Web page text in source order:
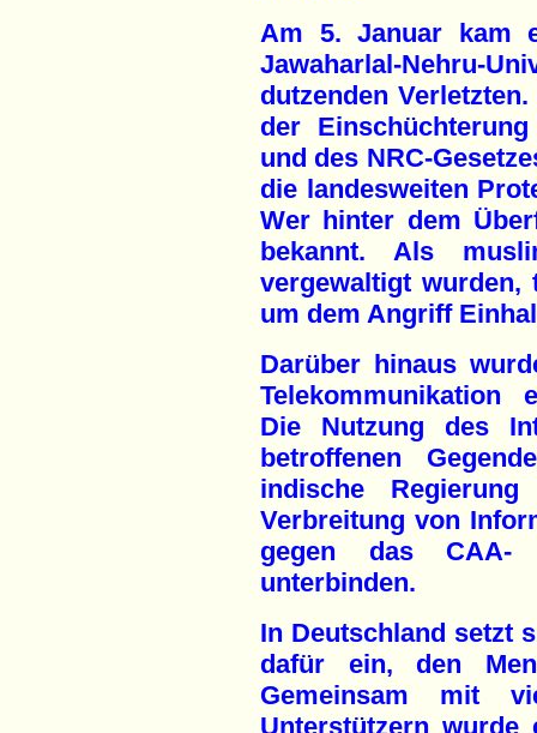
Am 5. Januar kam
Jawaharlal-Nehru-
dutzenden
der
und des NRC-
die landesweiten
Wer hinter dem
bekannt. Als
vergewaltigt
um dem Angriff
Darüber hinaus
Telekommunikation
Die Nutzung des
betroffenen
indische
Verbreitung von
gegen das CAA-
unterbinden.
In Deutschland setzt
dafür ein, den
Gemeinsam mit
Unterstützern wurde